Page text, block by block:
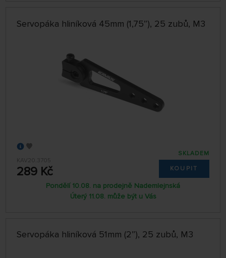
Servopáka hliníková 45mm (1,75″), 25 zubů, M3
KAV20.3705
289 Kč
SKLADEM
KOUPIT
Pondělí 10.08. na prodejně Nademlejnská
Úterý 11.08. může být u Vás
Servopáka hliníková 51mm (2″), 25 zubů, M3